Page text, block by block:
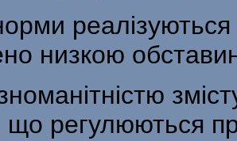
низкою
змісту
що регулюються